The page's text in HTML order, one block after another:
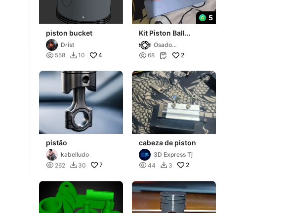
piston bucket
Drist
 558  10 4
5
Kit Piston Ball
CannonOsado
Technology
 68  2
pistão
kabelludo
 262  30 7
cabeza de piston
3D Express Tj
 44  3 2